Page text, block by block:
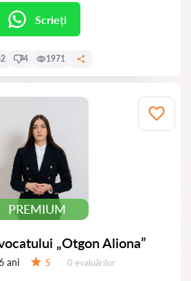
Scrieți
4 1971
PREMIUM
„Otgon Aliona”
ani 5 Evaluărilor:
0 evaluărilor